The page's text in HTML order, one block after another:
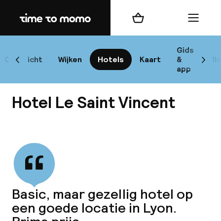
Home
Overzicht Wijken Hotels Kaart
Gids
&
app
Scroll naar links
Winkelmand Menu
Hotel Le Saint Vincent
Basic, maar gezellig hotel op
een goede locatie in Lyon.